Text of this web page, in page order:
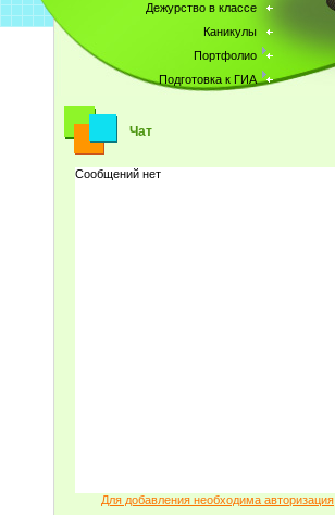
Дежурство в классе
Каникулы
Портфолио
Подготовка к ГИА
Чат
Для добавления необходима авторизация